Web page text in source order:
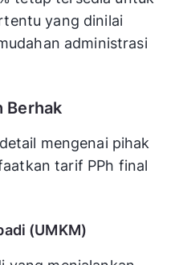
yang dinilai
administrasi
Berhak
mengenai pihak
tarif PPh final
(UMKM)